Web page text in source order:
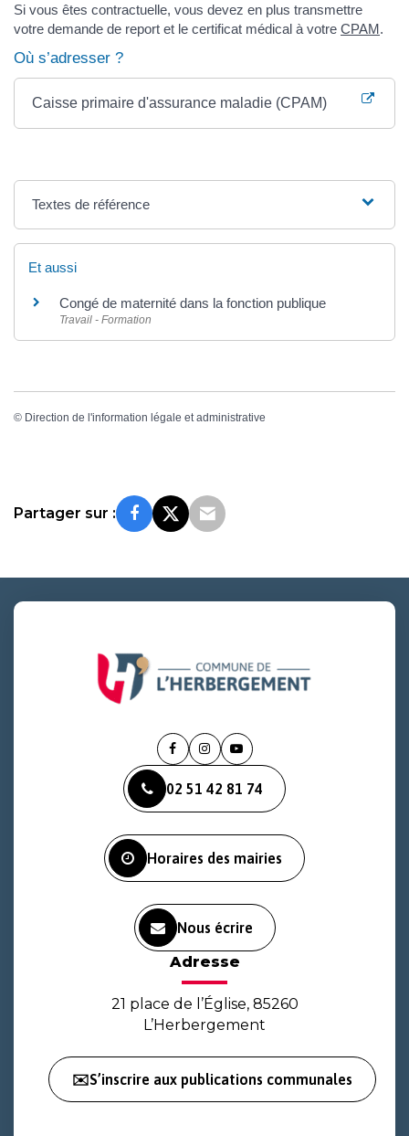
Si vous êtes contractuelle, vous devez en plus transmettre
votre demande de report et le certificat médical à votre CPAM.
Où s’adresser ?
Caisse primaire d'assurance maladie (CPAM)
Textes de référence
Et aussi
Congé de maternité dans la fonction publique
Travail - Formation
© Direction de l'information légale et administrative
Partager sur :
Lien
le
compte
Lien
le
compte
Lien
la
chaîne
02 51 42 81 74
Horaires des mairies
Nous écrire
Adresse
21 place de l’Église, 85260
L’Herbergement
✉️S’inscrire aux publications communales